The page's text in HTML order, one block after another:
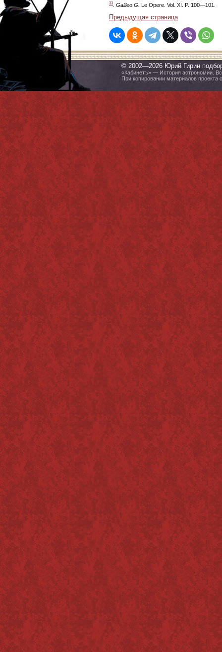
33 Galileo G. Le Opere. Vol. XI. P. 100—101.
Предыдущая страница
© 2002—2026 Юрий Гирин
«Кабинетъ» — История астрономии.
При копировании материалов проекта